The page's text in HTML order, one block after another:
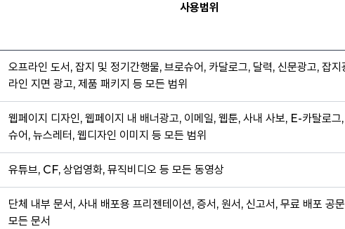
사용범위
오프라인 도서, 잡지 및 정기간행물, 브로슈어, 카달로그, 달력, 신문광고, 잡지
라인 지면 광고, 제품 패키지 등 모든 범위
웹페이지 디자인, 웹페이지 내 배너광고, 이메일, 웹툰, 사내 사보, E-카탈로그
슈어, 뉴스레터, 웹디자인 이미지 등 모든 범위
유튜브, CF, 상업영화, 뮤직비디오 등 모든 동영상
단체 내부 문서, 사내 배포용 프리젠테이션, 증서, 원서, 신고서, 무료 배포 공
모든 문서